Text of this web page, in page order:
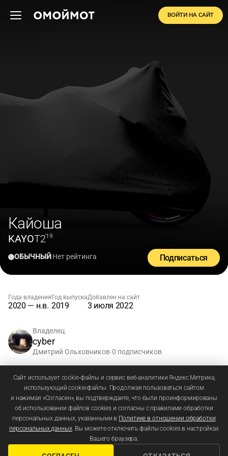
ВОЙТИ НА САЙТ
Кайоша
KAYOT2'19
ОБЫЧНЫЙНет рейтинга Подписаться
Года владения
2020 — н.в.
Год выпуска
2019
Добавлен на сайт
3 июля 2022
Владелец
cyber
Дмитрий Ольховников•0 подписчиков
Зарегистрируйтесьиливойдите, чтобы добавлять
комментарии
Сайт использует cookie-файлы и сервис веб-аналитики Яндекс.Метрика,
использующий cookie-файлы. Продолжая пользоваться сайтом
и нажимая «Согласен», вы подтверждаете, что были проинформированы
об использовании файлов cookies и согласны с правилами обработки
персональных данных, указанными в Политике в отношении обработки
персональных данных. Вы можете отключить файлы cookies в настройках
Вашего браузера.